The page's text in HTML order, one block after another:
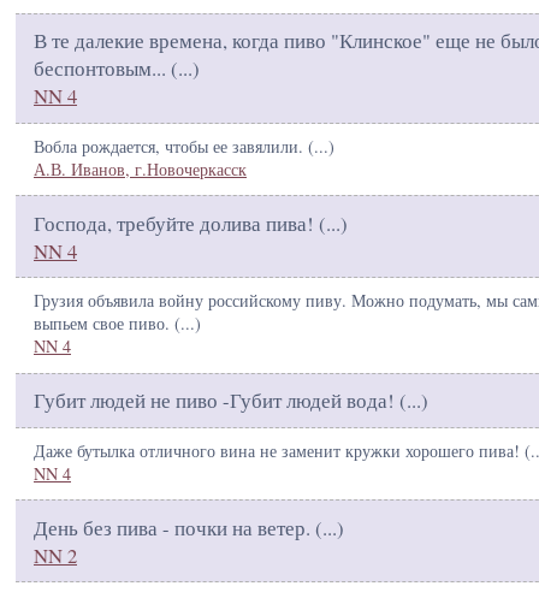
В те далекие времена, когда пиво "Клинское" еще не
беспонтовым... (...)
NN 4
Вобла рождается, чтобы ее завялили. (...)
А.В. Иванов, г.Новочеркасск
Господа, требуйте долива пива! (...)
NN 4
Грузия объявила войну российскому пиву. Можно подумать, мы
выпьем свое пиво. (...)
NN 4
Губит людей не пиво -Губит людей вода! (...)
Даже бутылка отличного вина не заменит кружки хорошего пива! (
NN 4
День без пива - почки на ветер. (...)
NN 2